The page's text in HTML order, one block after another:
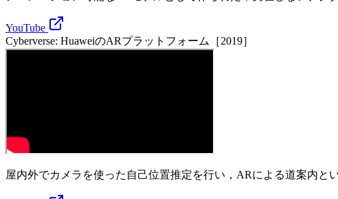
YouTube
Cyberverse: HuaweiのARプラットフォーム［2019］
屋内外でカメラを使った自己位置推定を行い，ARによる道案内と